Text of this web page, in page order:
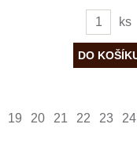
ks
19 20 21 22 23 24